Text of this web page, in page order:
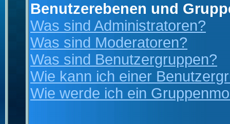
Benutzerebenen und
Was sind Administratoren?
Was sind Moderatoren?
Was sind Benutzergruppen?
Wie kann ich einer
Wie werde ich ein